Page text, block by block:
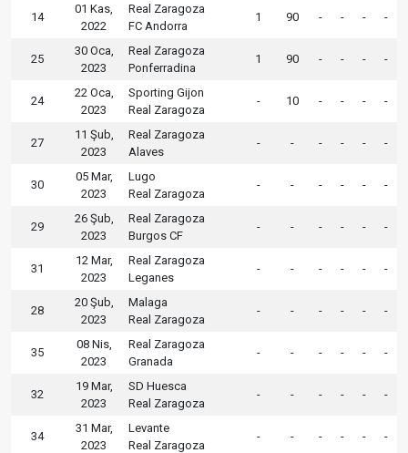
14
01 Kas,
2022
Real Zaragoza
FC Andorra
1 90 - - - -
25
30 Oca,
2023
Real Zaragoza
Ponferradina
1 90 - - - -
24
22 Oca,
2023
Sporting Gijon
Real Zaragoza
- 10 - - - -
27
11 Şub,
2023
Real Zaragoza
Alaves
- - - - - -
30
05 Mar,
2023
Lugo
Real Zaragoza
- - - - - -
29
26 Şub,
2023
Real Zaragoza
Burgos CF
- - - - - -
31
12 Mar,
2023
Real Zaragoza
Leganes
- - - - - -
28
20 Şub,
2023
Malaga
Real Zaragoza
- - - - - -
35
08 Nis,
2023
Real Zaragoza
Granada
- - - - - -
32
19 Mar,
2023
SD Huesca
Real Zaragoza
- - - - - -
34
31 Mar,
2023
Levante
Real Zaragoza
- - - - - -